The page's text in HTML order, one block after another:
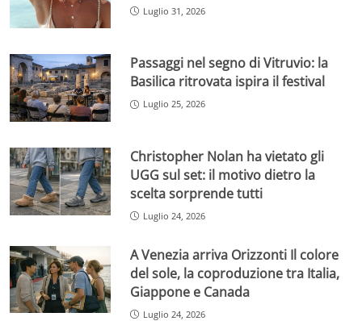
Luglio 31, 2026
Passaggi nel segno di Vitruvio: la
Basilica ritrovata ispira il festival
Luglio 25, 2026
Christopher Nolan ha vietato gli
UGG sul set: il motivo dietro la
scelta sorprende tutti
Luglio 24, 2026
A Venezia arriva Orizzonti Il colore
del sole, la coproduzione tra Italia,
Giappone e Canada
Luglio 24, 2026